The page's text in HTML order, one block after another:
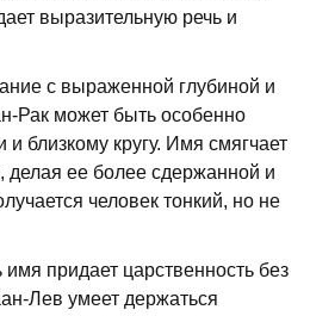
выразительную речь и
с выраженной глубиной и
Рак может быть особенно
и близкому кругу. Имя смягчает
делая ее более сдержанной и
человек тонкий, но не
имя придает царственность без
Лев умеет держаться